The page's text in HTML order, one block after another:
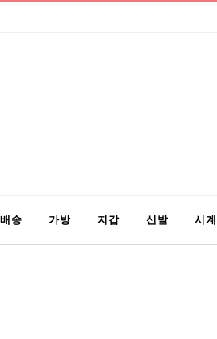
송 가방 지갑 신발 시계